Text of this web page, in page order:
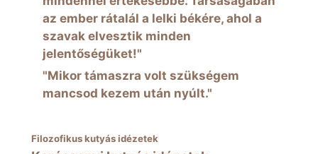
az ember rátalál a lelki békére, ahol a
szavak elvesztik minden
jelentőségüket!"
"Mikor támaszra volt szükségem
mancsod kezem után nyúlt."
Filozofikus kutyás idézetek